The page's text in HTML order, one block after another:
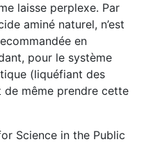
laisse perplexe. Par
aminé naturel, n’est
en
pour le système
(liquéfiant des
même prendre cette
Science in the Public